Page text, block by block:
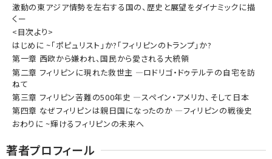
激動の東アジア情勢を左右する国の、歴史と展望をダイナミックに描
くー
<目次より>
はじめに ~「ポピュリスト」か?「フィリピンのトランプ」か?
第一章 西欧から嫌われ、国民から愛される大統領
第二章 フィリピンに現れた救世主 ―ロドリゴ・ドゥテルテの自宅を訪
ねて
第三章 フィリピン苦難の500年史 ―スペイン・アメリカ、そして日本
第四章 なぜフィリピンは親日国になったのか ―フィリピンの戦後史
おわりに ~輝けるフィリピンの未来へ
著者プロフィール